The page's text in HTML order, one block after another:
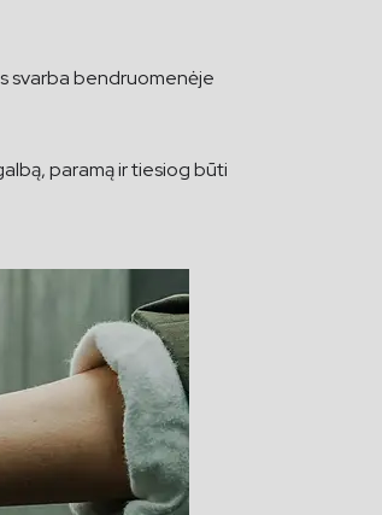
svarba bendruomenėje
paramą ir tiesiog būti